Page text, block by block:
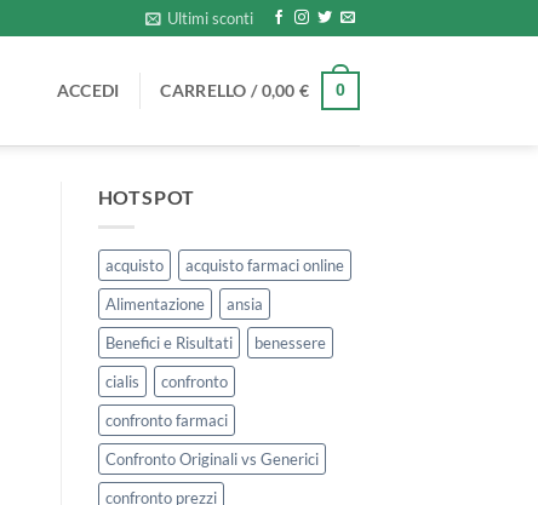
Ultimi sconti
ACCEDI CARRELLO /0,00€ 0
HOTSPOT
acquisto
acquisto farmaci online
Alimentazione
ansia
Benefici e Risultati
benessere
cialis
confronto
confronto farmaci
Confronto Originali vs Generici
confronto prezzi